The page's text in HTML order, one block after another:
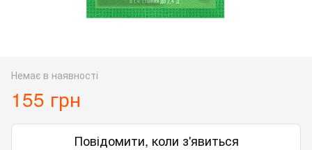
Немає в наявності
155 грн
Повідомити, коли з'явиться